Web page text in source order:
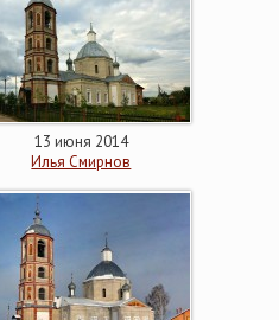
13 июня 2014
Илья Смирнов